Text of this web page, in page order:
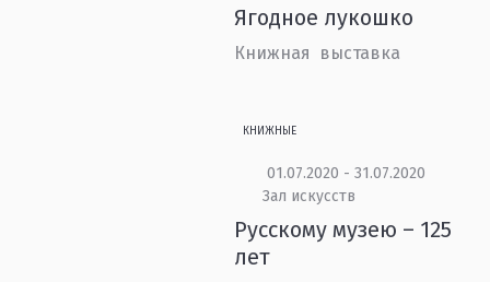
Ягодное лукошко
Книжная выставка
КНИЖНЫЕ
01.07.2020 - 31.07.2020
Зал искусств
Русскому музею – 125
лет